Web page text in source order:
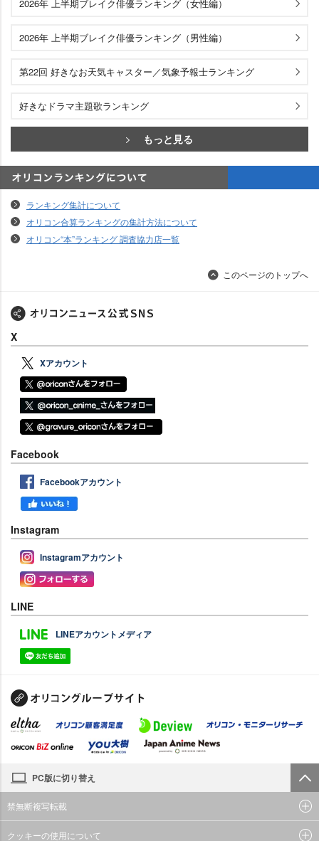
2026年 上半期ブレイク俳優ランキング（女性編）
2026年 上半期ブレイク俳優ランキング（男性編）
第22回 好きなお天気キャスター／気象予報士ランキング
好きなドラマ主題歌ランキング
もっと見る
ランキング集計について
オリコン合算ランキングの集計方法について
オリコン“本”ランキング 調査協力店一覧
このページのトップへ
X
Xアカウント
Facebook
Facebookアカウント
Instagram
Instagramアカウント
LINE
LINEアカウントメディア
PC版に切り替え
禁無断複写転載
クッキーの使用について